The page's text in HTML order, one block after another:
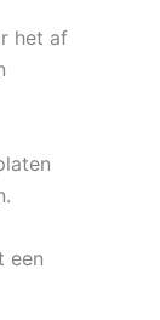
het af
een